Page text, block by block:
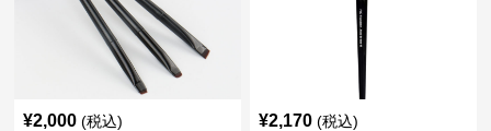
¥2,000 (税込) ¥2,170 (税込)